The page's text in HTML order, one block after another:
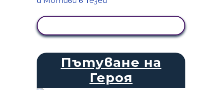
Пътуване на
Героя